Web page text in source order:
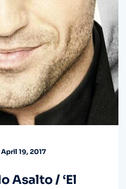
April 19, 2017
Asalto / ‘El